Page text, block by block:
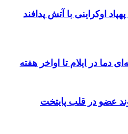
ساقط شدن ۴۸۳۰ پهپاد اوکراینی با آتش پدافند
عضو در قلب پایتخت